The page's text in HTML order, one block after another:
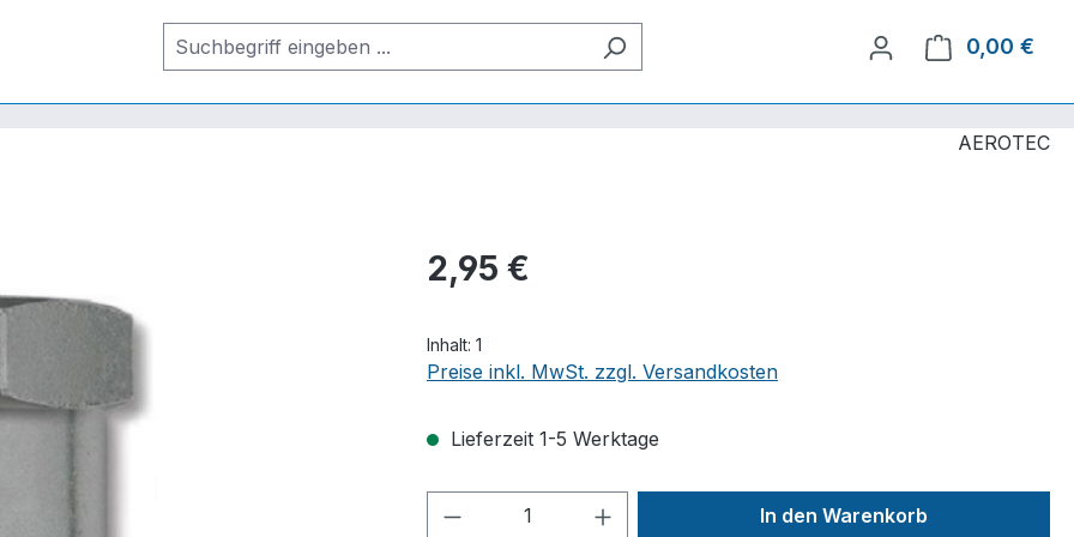
0,00 €
AEROTEC
2,95 €
Inhalt: 1
Preise inkl. MwSt. zzgl. Versandkosten
Lieferzeit 1-5 Werktage
Produkt Anzahl: Gib den gewünschten Wert
In den Warenkorb